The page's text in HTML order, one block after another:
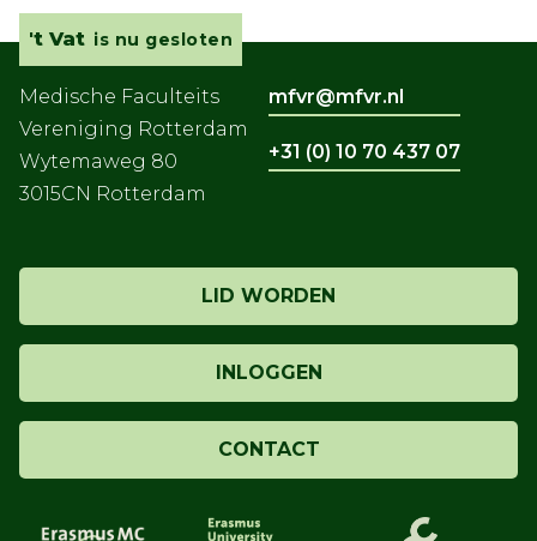
't Vat is nu gesloten
Medische Faculteits
Vereniging Rotterdam
Wytemaweg 80
3015CN Rotterdam
LID WORDEN
INLOGGEN
CONTACT
mfvr@mfvr.nl
+31 (0) 10 70 437 07